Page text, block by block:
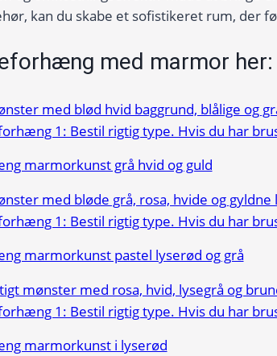
kan du skabe et sofistikeret rum, der
med marmor her:
marmorkunst grå hvid og guld
marmorkunst pastel lyserød og grå
marmorkunst i lyserød